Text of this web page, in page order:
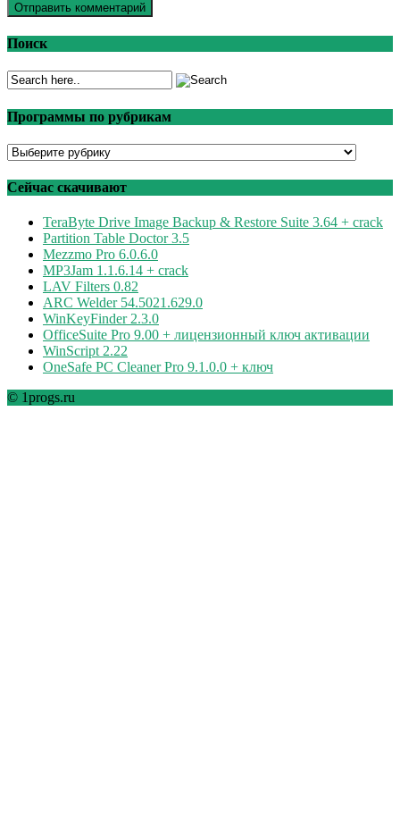
Поиск
Программы по рубрикам
Программы
рубрикам
Сейчас скачивают
TeraByte Drive Image Backup & Restore Suite 3.64 + crack
Partition Table Doctor 3.5
Mezzmo Pro 6.0.6.0
MP3Jam 1.1.6.14 + crack
LAV Filters 0.82
ARC Welder 54.5021.629.0
WinKeyFinder 2.3.0
OfficeSuite Pro 9.00 + лицензионный ключ активации
WinScript 2.22
OneSafe PC Cleaner Pro 9.1.0.0 + ключ
© 1progs.ru